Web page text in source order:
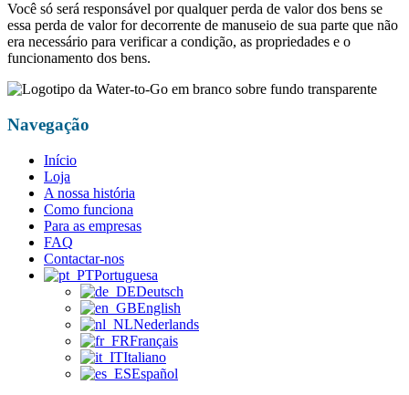
Você só será responsável por qualquer perda de valor dos bens se
essa perda de valor for decorrente de manuseio de sua parte que não
era necessário para verificar a condição, as propriedades e o
funcionamento dos bens.
Navegação
Início
Loja
A nossa história
Como funciona
Para as empresas
FAQ
Contactar-nos
Portuguesa
Deutsch
English
Nederlands
Français
Italiano
Español